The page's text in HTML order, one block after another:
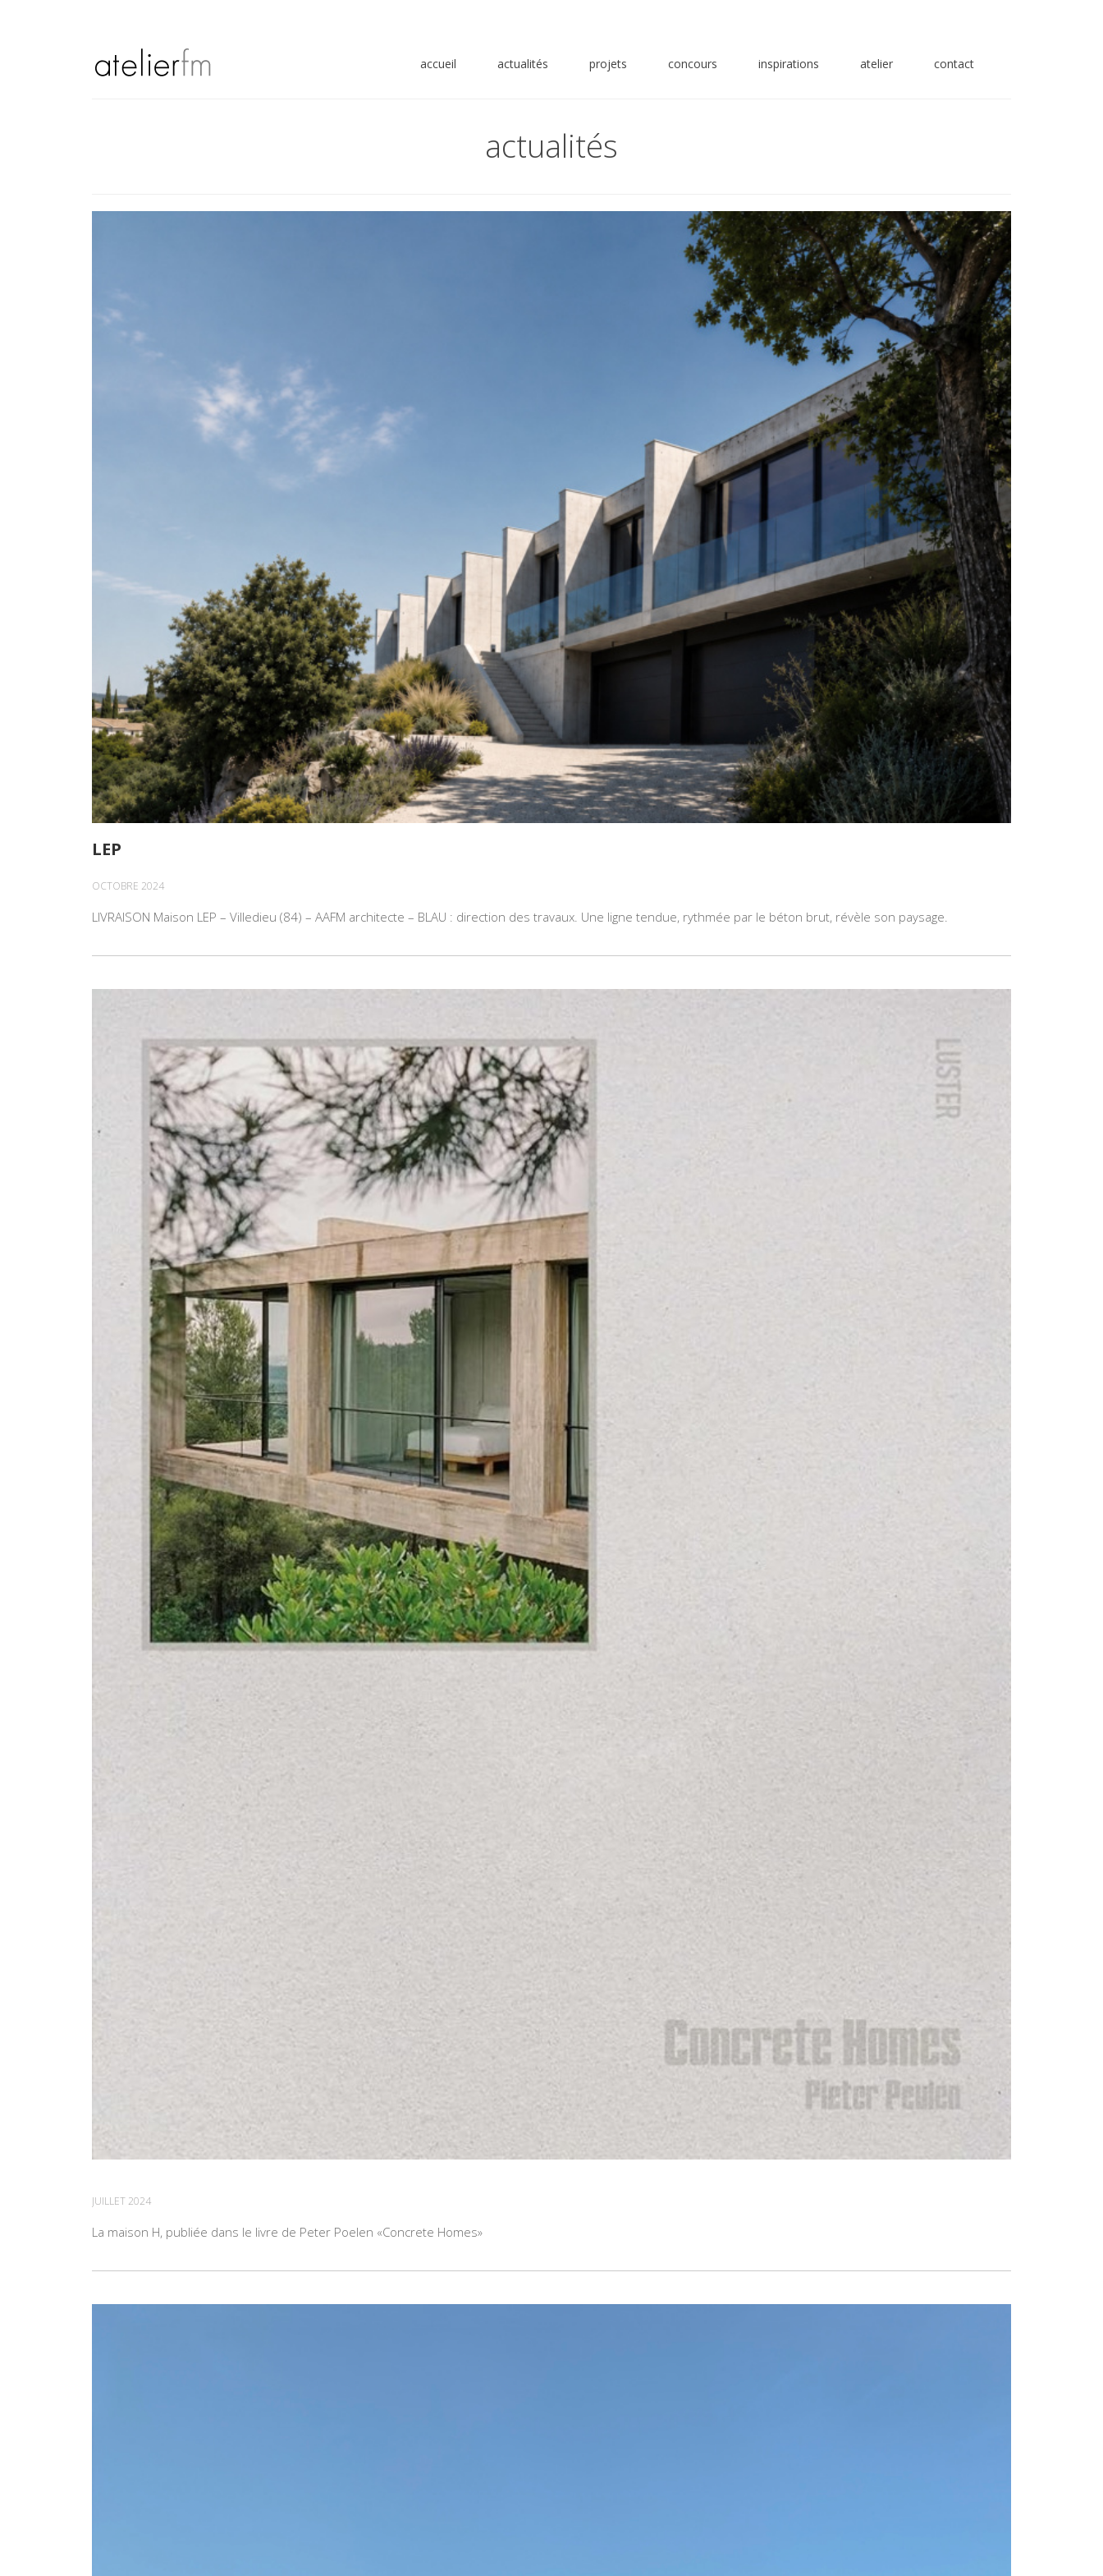
accueil actualités projets concours inspirations atelier contact
actualités
LEP
OCTOBRE 2024
LIVRAISON Maison LEP – Villedieu (84) – AAFM architecte – BLAU : direction des travaux. Une ligne tendue, rythmée par le béton brut, révèle son paysage.
JUILLET 2024
La maison H, publiée dans le livre de Peter Poelen «Concrete Homes»